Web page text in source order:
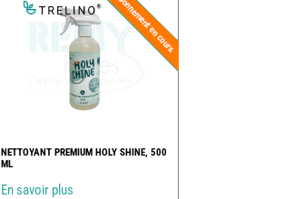
NETTOYANT PREMIUM HOLY SHINE, 500
ML
En savoir plus